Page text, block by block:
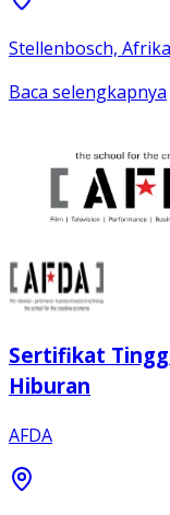
Stellenbosch,
Baca selengkapnya
Sertifikat
Hiburan
AFDA